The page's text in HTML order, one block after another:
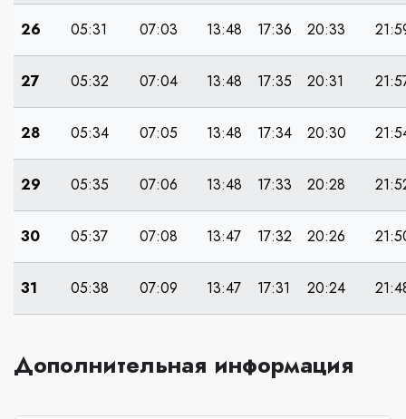
26 05:31 07:03 13:48 17:36 20:33
27 05:32 07:04 13:48 17:35 20:31
28 05:34 07:05 13:48 17:34 20:30
29 05:35 07:06 13:48 17:33 20:28
30 05:37 07:08 13:47 17:32 20:26
31 05:38 07:09 13:47 17:31 20:24
Дополнительная информация